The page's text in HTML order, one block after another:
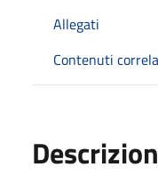
Allegati
Contenuti